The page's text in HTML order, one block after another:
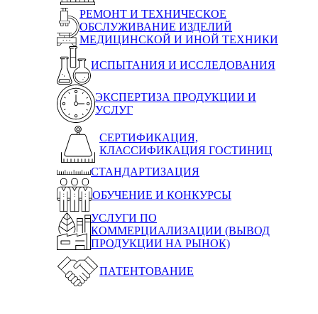
РЕМОНТ И ТЕХНИЧЕСКОЕ
ОБСЛУЖИВАНИЕ ИЗДЕЛИЙ
МЕДИЦИНСКОЙ И ИНОЙ ТЕХНИКИ
ИСПЫТАНИЯ И ИССЛЕДОВАНИЯ
ЭКСПЕРТИЗА ПРОДУКЦИИ И
УСЛУГ
СЕРТИФИКАЦИЯ,
КЛАССИФИКАЦИЯ ГОСТИНИЦ
СТАНДАРТИЗАЦИЯ
ОБУЧЕНИЕ И КОНКУРСЫ
УСЛУГИ ПО
КОММЕРЦИАЛИЗАЦИИ (ВЫВОД
ПРОДУКЦИИ НА РЫНОК)
ПАТЕНТОВАНИЕ